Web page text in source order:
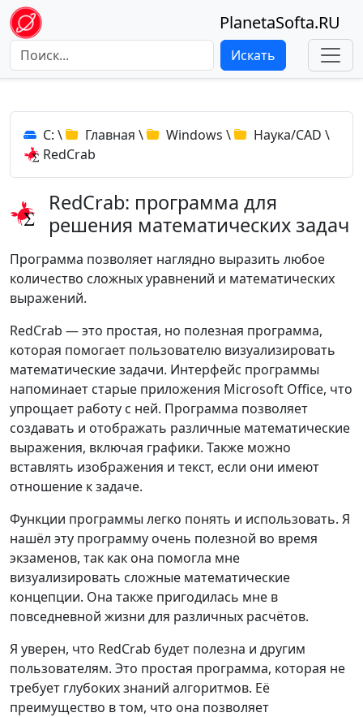
PlanetaSofta.RU
Искать
C: \ Главная \ Windows \ Наука/CAD \
RedCrab
RedCrab: программа для
решения математических задач
Программа позволяет наглядно выразить любое
количество сложных уравнений и математических
выражений.
RedCrab — это простая, но полезная программа,
которая помогает пользователю визуализировать
математические задачи. Интерфейс программы
напоминает старые приложения Microsoft Office, что
упрощает работу с ней. Программа позволяет
создавать и отображать различные математические
выражения, включая графики. Также можно
вставлять изображения и текст, если они имеют
отношение к задаче.
Функции программы легко понять и использовать. Я
нашёл эту программу очень полезной во время
экзаменов, так как она помогла мне
визуализировать сложные математические
концепции. Она также пригодилась мне в
повседневной жизни для различных расчётов.
Я уверен, что RedCrab будет полезна и другим
пользователям. Это простая программа, которая не
требует глубоких знаний алгоритмов. Её
преимущество в том, что она позволяет